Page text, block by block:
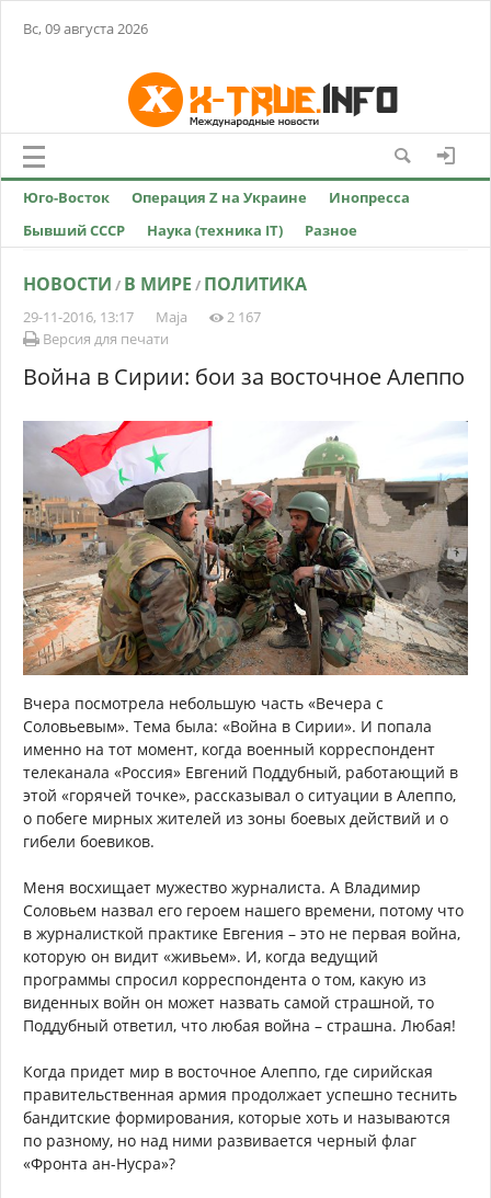
Вс, 09 августа 2026
Юго-Восток Операция Z на Украине
Инопресса
Бывший СССР
Наука (техника IT) Разное
НОВОСТИ / В МИРЕ / ПОЛИТИКА
29-11-2016, 13:17 Maja
2 167
Версия для печати
Война в Сирии: бои за восточное Алеппо
Вчера посмотрела небольшую часть «Вечера с
Соловьевым». Тема была: «Война в Сирии». И попала
именно на тот момент, когда военный корреспондент
телеканала «Россия» Евгений Поддубный, работающий в
этой «горячей точке», рассказывал о ситуации в Алеппо,
о побеге мирных жителей из зоны боевых действий и о
гибели боевиков.
Меня восхищает мужество журналиста. А Владимир
Соловьем назвал его героем нашего времени, потому что
в журналисткой практике Евгения – это не первая война,
которую он видит «живьем». И, когда ведущий
программы спросил корреспондента о том, какую из
виденных войн он может назвать самой страшной, то
Поддубный ответил, что любая война – страшна. Любая!
Когда придет мир в восточное Алеппо, где сирийская
правительственная армия продолжает успешно теснить
бандитские формирования, которые хоть и называются
по разному, но над ними развивается черный флаг
«Фронта ан-Нусра»?